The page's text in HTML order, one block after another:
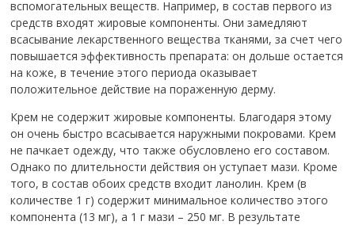
вспомогательных веществ. Например, в состав первого из
средств входят жировые компоненты. Они замедляют
всасывание лекарственного вещества тканями, за счет чего
повышается эффективность препарата: он дольше остается
на коже, в течение этого периода оказывает
положительное действие на пораженную дерму.
Крем не содержит жировые компоненты. Благодаря этому
он очень быстро всасывается наружными покровами. Крем
не пачкает одежду, что также обусловлено его составом.
Однако по длительности действия он уступает мази. Кроме
того, в состав обоих средств входит ланолин. Крем (в
количестве 1 г) содержит минимальное количество этого
компонента (13 мг), а 1 г мази – 250 мг. В результате